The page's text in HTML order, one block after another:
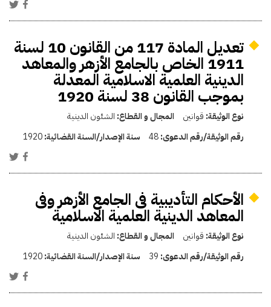
تعديل المادة 117 من القانون 10 لسنة
1911 الخاص بالجامع الأزهر والمعاهد
الدينية العلمية الاسلامية المعدلة
بموجب القانون 38 لسنة 1920
نوع الوثيقة: قوانين المجال و القطاع: الشئون الدينية
رقم الوثيقة/رقم الدعوى:48 سنة الإصدار/السنة القضائية:1920
الأحكام التأديبية فى الجامع الأزهر وفى
المعاهد الدينية العلمية الاسلامية
نوع الوثيقة: قوانين المجال و القطاع: الشئون الدينية
رقم الوثيقة/رقم الدعوى: 39 سنة الإصدار/السنة القضائية:1920